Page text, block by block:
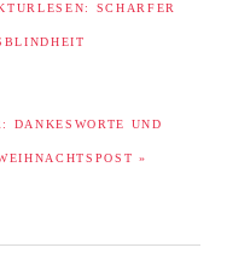
SCHARFER
DANKESWORTE UND
»